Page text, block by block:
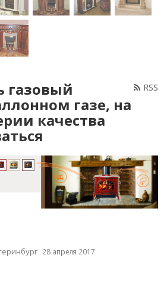
RSS
газовый
газе, на
качества
28 апреля 2017